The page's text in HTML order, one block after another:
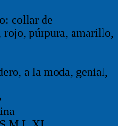
collar de
rojo, púrpura, amarillo,
a la moda, genial,